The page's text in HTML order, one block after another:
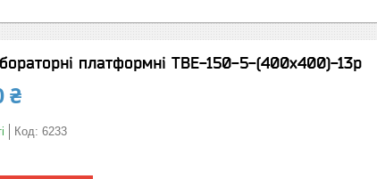
платформні ТВЕ-150-5-(400х400)-13р
₴
Код: 6233